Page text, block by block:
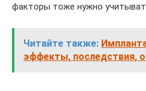
факторы тоже нужно
Читайте также:
эффекты, последствия,